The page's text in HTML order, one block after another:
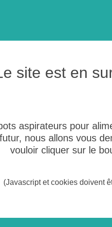
site est en
aspirateurs pour
nous allons vous
vouloir cliquer sur le
(Javascript et cookies doivent